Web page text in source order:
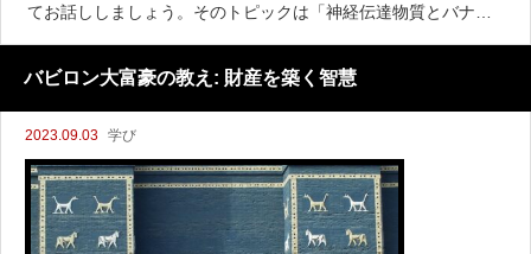
てお話ししましょう。そのトピックは「神経伝達物質とバナ
ナ」です！あなたがバナナ好きなら、特に興味深い情報が待っ
ているかもしれません！
バビロン大富豪の教え: 財産を築く智慧
2023.09.03 学び